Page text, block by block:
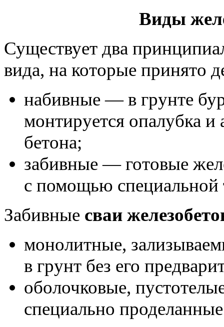
Виды
Существует два
вида, на которые принято
набивные — в грунте
монтируется опалубка и
бетона;
забивные — готовые
с помощью специальной
Забивные сваи
монолитные,
в грунт без его
оболочковые,
специально